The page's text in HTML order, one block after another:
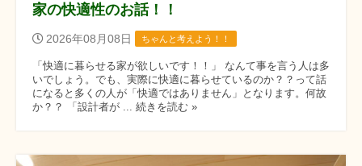
家の快適性のお話！！
2026年08月08日 ちゃんと考えよう！！
「快適に暮らせる家が欲しいです！！」 なんて事を言う人は多
いでしょう。でも、実際に快適に暮らせているのか？？って話
になると多くの人が「快適ではありません」となります。何故
か？？ 「設計者が ... 続きを読む »